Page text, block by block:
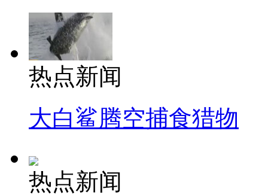
热点新闻
大白鲨腾空捕食猎物
热点新闻